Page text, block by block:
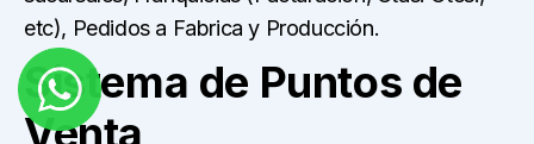
etc), Pedidos a Fabrica y Producción.
Sistema de Puntos de
Venta